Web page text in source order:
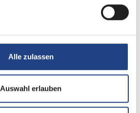
Alle zulassen
Auswahl erlauben